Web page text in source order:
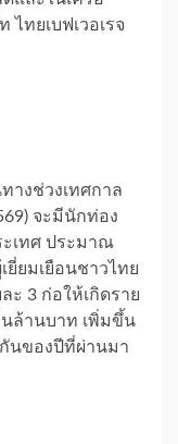
ทยเบฟเวอเรจ
งช่วงเทศกาล
จะมีนักท่อง
ะเทศ ประมาณ
ยี่ยมเยือนชาวไทย
ะ 3 ก่อให้เกิดราย
นล้านบาท เพิ่มขึ้น
กันของปีที่ผ่านมา